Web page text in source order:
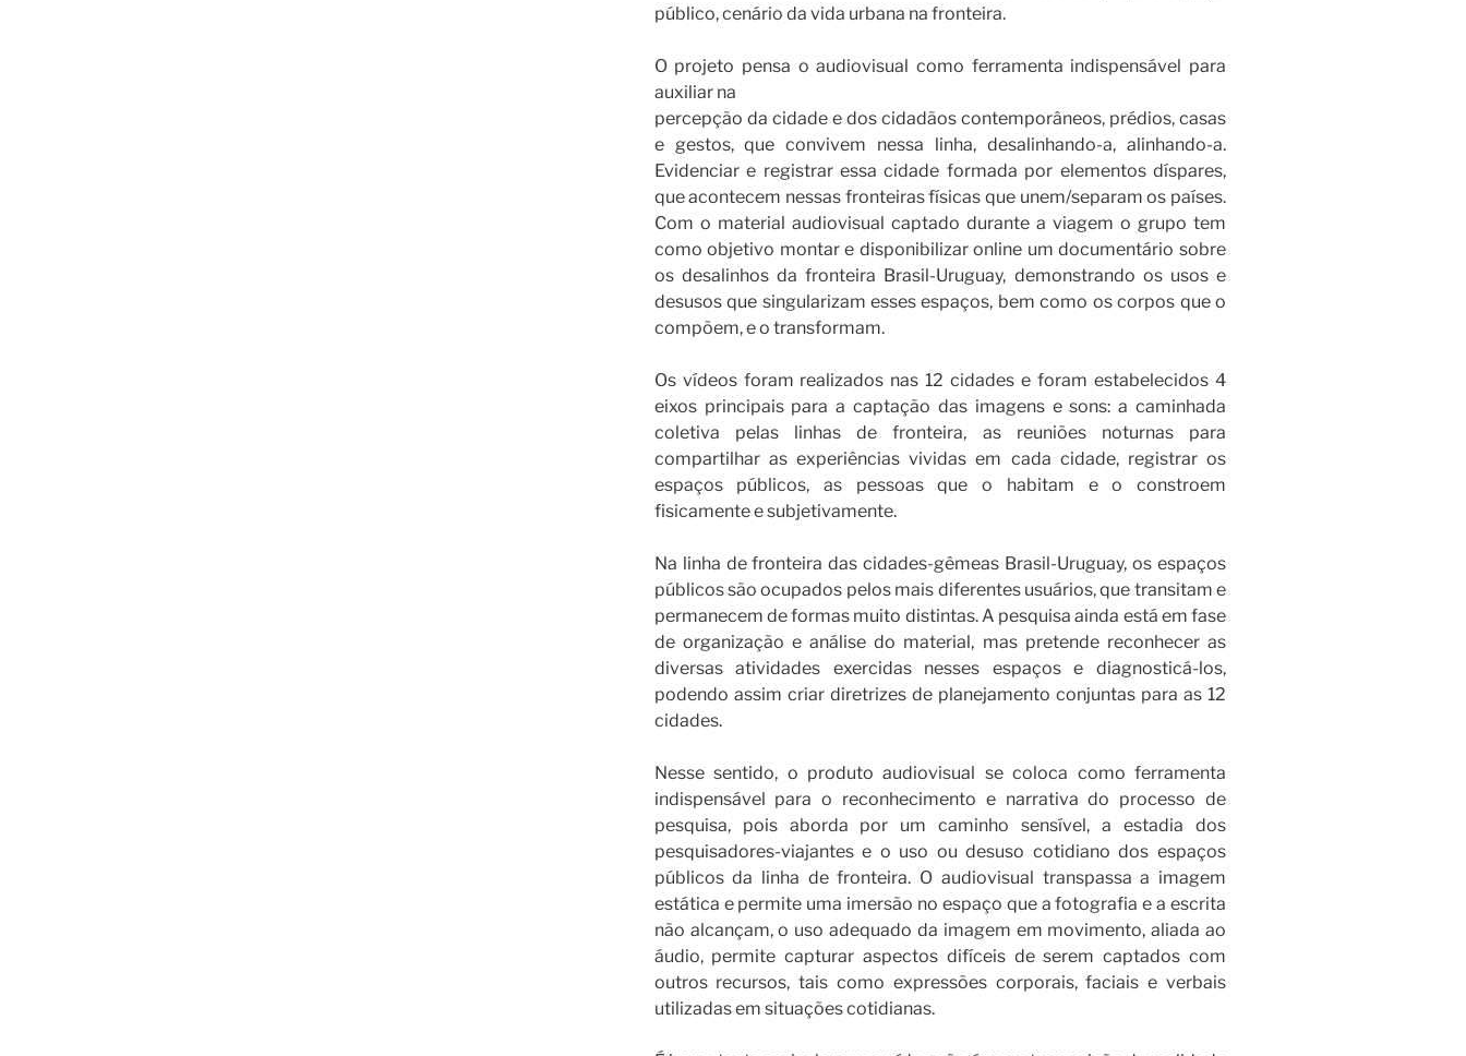
público, cenário da vida urbana na fronteira.
O projeto pensa o audiovisual como ferramenta indispensável para
auxiliar na
percepção da cidade e dos cidadãos contemporâneos, prédios, casas
e gestos, que convivem nessa linha, desalinhando-a, alinhando-a.
Evidenciar e registrar essa cidade formada por elementos díspares,
que acontecem nessas fronteiras físicas que unem/separam os países.
Com o material audiovisual captado durante a viagem o grupo tem
como objetivo montar e disponibilizar online um documentário sobre
os desalinhos da fronteira Brasil-Uruguay, demonstrando os usos e
desusos que singularizam esses espaços, bem como os corpos que o
compõem, e o transformam.
Os vídeos foram realizados nas 12 cidades e foram estabelecidos 4
eixos principais para a captação das imagens e sons: a caminhada
coletiva pelas linhas de fronteira, as reuniões noturnas para
compartilhar as experiências vividas em cada cidade, registrar os
espaços públicos, as pessoas que o habitam e o constroem
fisicamente e subjetivamente.
Na linha de fronteira das cidades-gêmeas Brasil-Uruguay, os espaços
públicos são ocupados pelos mais diferentes usuários, que transitam e
permanecem de formas muito distintas. A pesquisa ainda está em fase
de organização e análise do material, mas pretende reconhecer as
diversas atividades exercidas nesses espaços e diagnosticá-los,
podendo assim criar diretrizes de planejamento conjuntas para as 12
cidades.
Nesse sentido, o produto audiovisual se coloca como ferramenta
indispensável para o reconhecimento e narrativa do processo de
pesquisa, pois aborda por um caminho sensível, a estadia dos
pesquisadores-viajantes e o uso ou desuso cotidiano dos espaços
públicos da linha de fronteira. O audiovisual transpassa a imagem
estática e permite uma imersão no espaço que a fotografia e a escrita
não alcançam, o uso adequado da imagem em movimento, aliada ao
áudio, permite capturar aspectos difíceis de serem captados com
outros recursos, tais como expressões corporais, faciais e verbais
utilizadas em situações cotidianas.